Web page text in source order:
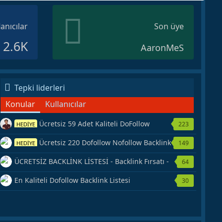
2.6K
Son üye
AaronMeS
Tepki liderleri
Konular
Kullanıcılar
HEDİYE Ücretsiz 59 Adet Kaliteli DoFollow
Backlink Kaynağı Veriyorum.
223
HEDİYE Ücretsiz 220 Dofollow Nofollow Backlink
Veriyorum
149
ÜCRETSİZ BACKLİNK LİSTESİ - Backlink Fırsatı -
Hemen Yetiş!
64
En Kaliteli Dofollow Backlink Listesi 30